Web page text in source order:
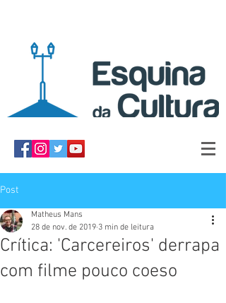
Post
Crítica: 'Carcereiros' derrapa
com filme pouco coeso
Matheus Mans
28 de nov. de 2019 3 min de leitura